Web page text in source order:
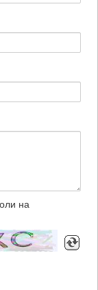
на